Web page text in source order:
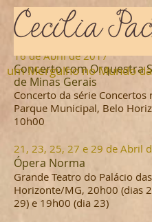
um Mergulho no Mundo
C o n c e r t o s
16 de Abrilde 2017
Concerto com Orquestra
de Minas Gerais
Concerto da série Concertos
Parque Municipal, Belo
10h00
21, 23, 25, 27 e 29 de Abril
Ópera Norma
Grande Teatro do Palácio
Horizonte/MG, 20h00 (dias
29) e 19h00 (dia 23)